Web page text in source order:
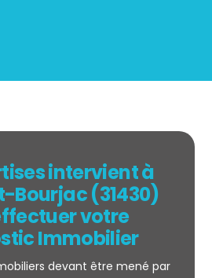
intervient à
Bourjac (31430)
votre
Immobilier
devant être mené par